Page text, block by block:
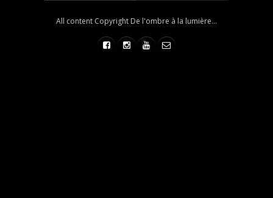
All content Copyright De l'ombre à la lumière...